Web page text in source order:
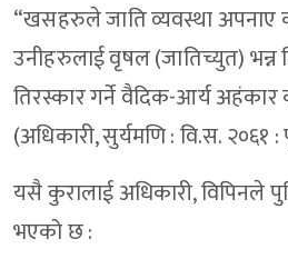
“खसहरुले जाति व्यवस्था अपनाए
उनीहरुलाई वृषल (जातिच्युत)
तिरस्कार गर्ने वैदिक-आर्य अहंकार
(अधिकारी, सुर्यमणि : वि.स. २०६१ :
यसै कुरालाई अधिकारी, विपिनले
भएको छ :